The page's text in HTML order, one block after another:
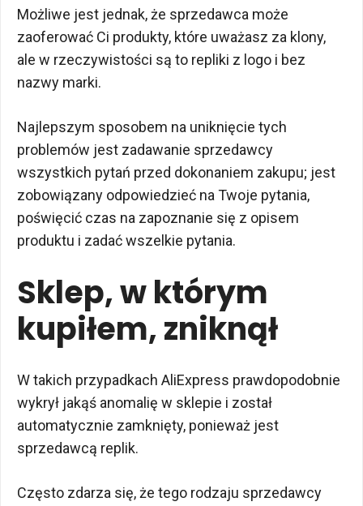
Możliwe jest jednak, że sprzedawca może
zaoferować Ci produkty, które uważasz za klony,
ale w rzeczywistości są to repliki z logo i bez
nazwy marki.
Najlepszym sposobem na uniknięcie tych
problemów jest zadawanie sprzedawcy
wszystkich pytań przed dokonaniem zakupu; jest
zobowiązany odpowiedzieć na Twoje pytania,
poświęcić czas na zapoznanie się z opisem
produktu i zadać wszelkie pytania.
Sklep, w którym
kupiłem, zniknął
W takich przypadkach AliExpress prawdopodobnie
wykrył jakąś anomalię w sklepie i został
automatycznie zamknięty, ponieważ jest
sprzedawcą replik.
Często zdarza się, że tego rodzaju sprzedawcy